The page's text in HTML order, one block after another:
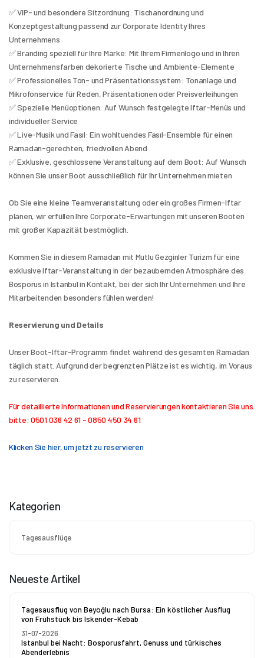
✅ VIP- und besondere Sitzordnung: Tischanordnung und
Konzeptgestaltung passend zur Corporate Identity Ihres
Unternehmens
✅ Branding speziell für Ihre Marke: Mit Ihrem Firmenlogo und in Ihren
Unternehmensfarben dekorierte Tische und Ambiente-Elemente
✅ Professionelles Ton- und Präsentationssystem: Tonanlage und
Mikrofonservice für Reden, Präsentationen oder Preisverleihungen
✅ Spezielle Menüoptionen: Auf Wunsch festgelegte Iftar-Menüs und
individueller Service
✅ Live-Musik und Fasıl: Ein wohltuendes Fasıl-Ensemble für einen
Ramadan-gerechten, friedvollen Abend
✅ Exklusive, geschlossene Veranstaltung auf dem Boot: Auf Wunsch
können Sie unser Boot ausschließlich für Ihr Unternehmen mieten
Ob Sie eine kleine Teamveranstaltung oder ein großes Firmen-Iftar
planen, wir erfüllen Ihre Corporate-Erwartungen mit unseren Booten
mit großer Kapazität bestmöglich.
Kommen Sie in diesem Ramadan mit Mutlu Gezginler Turizm für eine
exklusive Iftar-Veranstaltung in der bezaubernden Atmosphäre des
Bosporus in Istanbul in Kontakt, bei der sich Ihr Unternehmen und Ihre
Mitarbeitenden besonders fühlen werden!
Reservierung und Details
Unser Boot-Iftar-Programm findet während des gesamten Ramadan
täglich statt. Aufgrund der begrenzten Plätze ist es wichtig, im Voraus
zu reservieren.
Für detaillierte Informationen und Reservierungen kontaktieren Sie uns
bitte: 0501 036 42 61 - 0850 450 34 61
Klicken Sie hier, um jetzt zu reservieren
Kategorien
Tagesausflüge
Neueste Artikel
Tagesausflug von Beyoğlu nach Bursa: Ein köstlicher Ausflug
von Frühstück bis Iskender-Kebab
31-07-2026
Istanbul bei Nacht: Bosporusfahrt, Genuss und türkisches
Abenderlebnis